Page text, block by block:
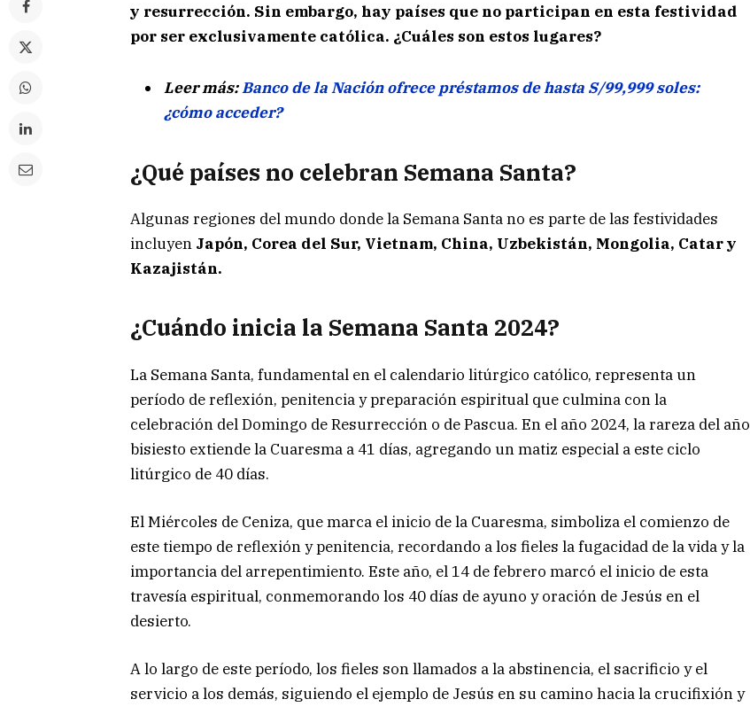
y resurrección. Sin embargo, hay países que no participan en esta festividad
por ser exclusivamente católica. ¿Cuáles son estos lugares?
Leer más:Banco de la Nación ofrece préstamos de hasta S/99,999 soles:
¿cómo acceder?
¿Qué países no celebran Semana Santa?
Algunas regiones del mundo donde la Semana Santa no es parte de las festividades
incluyen Japón, Corea del Sur, Vietnam, China, Uzbekistán, Mongolia, Catar y
Kazajistán.
¿Cuándo inicia la Semana Santa 2024?
La Semana Santa, fundamental en el calendario litúrgico católico, representa un
período de reflexión, penitencia y preparación espiritual que culmina con la
celebración del Domingo de Resurrección o de Pascua. En el año 2024, la rareza del año
bisiesto extiende la Cuaresma a 41 días, agregando un matiz especial a este ciclo
litúrgico de 40 días.
El Miércoles de Ceniza, que marca el inicio de la Cuaresma, simboliza el comienzo de
este tiempo de reflexión y penitencia, recordando a los fieles la fugacidad de la vida y la
importancia del arrepentimiento. Este año, el 14 de febrero marcó el inicio de esta
travesía espiritual, conmemorando los 40 días de ayuno y oración de Jesús en el
desierto.
A lo largo de este período, los fieles son llamados a la abstinencia, el sacrificio y el
servicio a los demás, siguiendo el ejemplo de Jesús en su camino hacia la crucifixión y